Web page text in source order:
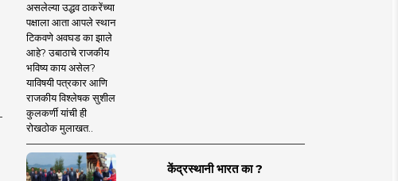
असलेल्या उद्धव ठाकरेंच्या
पक्षाला आता आपले स्थान
टिकवणे अवघड का झाले
आहे? उबाठाचे राजकीय
भविष्य काय असेल?
याविषयी पत्रकार आणि
राजकीय विश्लेषक सुशील
कुलकर्णी यांची ही
रोखठोक मुलाखत..
केंद्रस्थानी भारत का ?